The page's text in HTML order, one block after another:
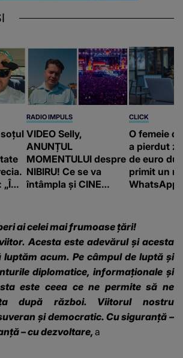
soțul
RADIO IMPULS
VIDEO Selly,
ANUNȚUL
MOMENTULUI despre
NIBIRU! Ce se va
întâmpla și CINE
e ciudă că..."
CLICK
O femeie
a pierdut
de euro
primit un
Franța
ai celei mai frumoase ţări!
Acesta este adevărul şi acesta
luptăm acum. Pe câmpul de luptă şi
diplomatice, informaţionale şi
este ceea ce ne permite să ne
după război. Viitorul nostru
şi democratic. Cu siguranţă –
– cu dezvoltare, a